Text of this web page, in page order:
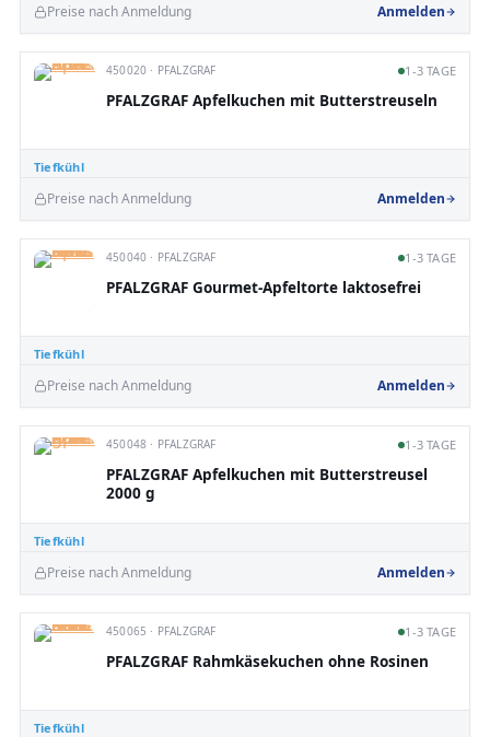
Preise nach Anmeldung Anmelden
Tiefkühl
450020 · PFALZGRAF 1-3 TAGE
PFALZGRAF Apfelkuchen mit Butterstreuseln
Preise nach Anmeldung Anmelden
Tiefkühl
450040 · PFALZGRAF 1-3 TAGE
PFALZGRAF Gourmet-Apfeltorte laktosefrei
Preise nach Anmeldung Anmelden
Tiefkühl
450048 · PFALZGRAF 1-3 TAGE
PFALZGRAF Apfelkuchen mit Butterstreusel
2000 g
Preise nach Anmeldung Anmelden
Tiefkühl
450065 · PFALZGRAF 1-3 TAGE
PFALZGRAF Rahmkäsekuchen ohne Rosinen